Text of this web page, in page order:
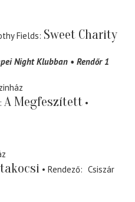
Fields Sweet Charity
Night Klubban Rendőr 1
A Megfeszített
Rendező
Csiszár